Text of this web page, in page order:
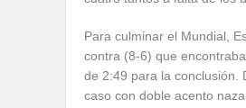
Para culminar el Mundial,
contra (8-6) que
de 2:49 para la conclusión.
caso con doble acento